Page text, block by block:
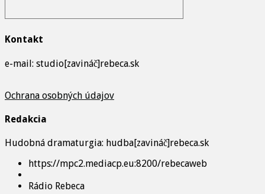
Kontakt
e-mail: studio[zavináč]rebeca.sk
Ochrana osobných údajov
Redakcia
Hudobná dramaturgia: hudba[zavináč]rebeca.sk
https://mpc2.mediacp.eu:8200/rebecaweb
Rádio Rebeca